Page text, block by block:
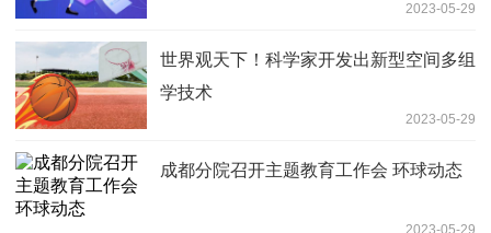
2023-05-29
世界观天下！科学家开发出新型空间多组
学技术
2023-05-29
成都分院召开主题教育工作会 环球动态
2023-05-29